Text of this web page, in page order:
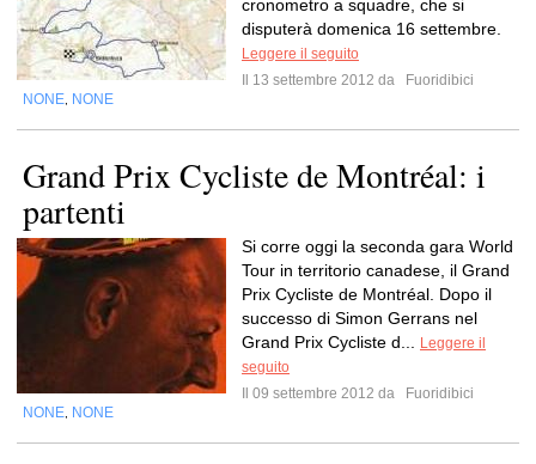
cronometro a squadre, che si
disputerà domenica 16 settembre.
Leggere il seguito
Il 13 settembre 2012 da
Fuoridibici
NONE NONE
Grand Prix Cycliste de Montréal: i
partenti
Si corre oggi la seconda gara World
Tour in territorio canadese, il Grand
Prix Cycliste de Montréal. Dopo il
successo di Simon Gerrans nel
Grand Prix Cycliste d...
Leggere il
seguito
Il 09 settembre 2012 da
Fuoridibici
NONE NONE